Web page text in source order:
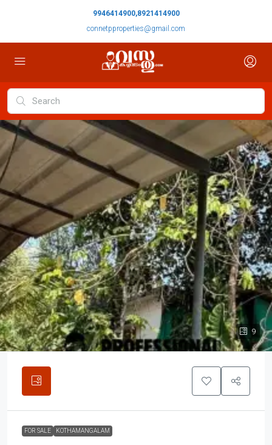
9946414900,8921414900
connetpproperties@gmail.com
9
FOR SALE KOTHAMANGALAM